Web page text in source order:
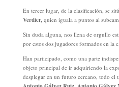
En tercer lugar, de la clasificación, se
Verdier, quien iguala a puntos al
Sin duda alguna, nos llena de orgullo
por estos dos jugadores formados en la
Han participado, como una parte
objeto principal de ir adquiriendo la
desplegar en un futuro cercano, todo el